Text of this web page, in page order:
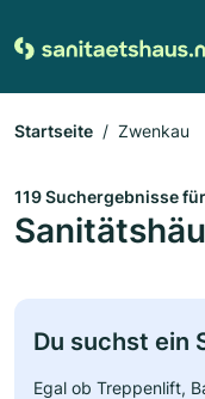
Startseite Zwenkau
119 Suchergebnisse für
Du suchst ein
Egal ob Treppenlift,